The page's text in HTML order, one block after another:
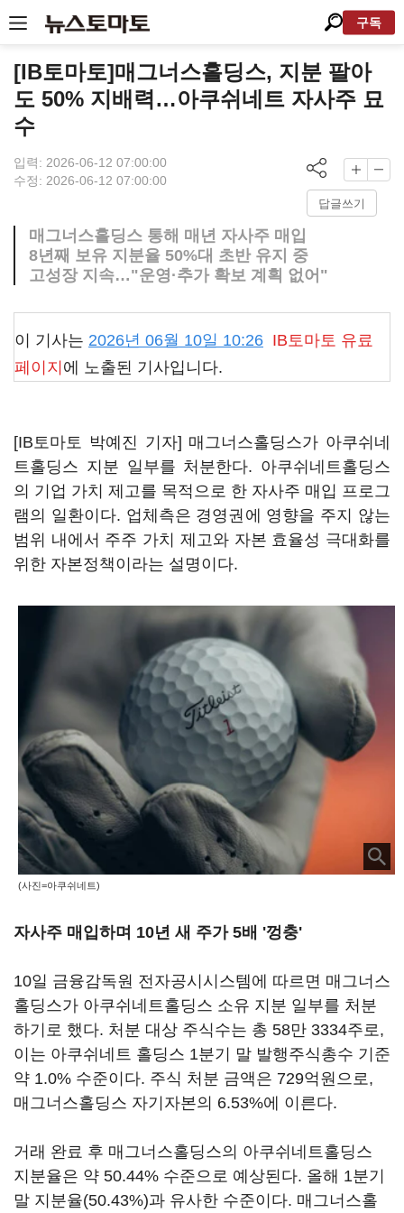
구독
[IB토마토]매그너스홀딩스, 지분 팔아
도 50% 지배력…아쿠쉬네트 자사주 묘
수
입력: 2026-06-12 07:00:00
수정: 2026-06-12 07:00:00
답글쓰기
매그너스홀딩스 통해 매년 자사주 매입
8년째 보유 지분율 50%대 초반 유지 중
고성장 지속…"운영·추가 확보 계획 없어"
이 기사는 2026년 06월 10일 10:26 IB토마토 유료
페이지 에 노출된 기사입니다.
[IB토마토 박예진 기자] 매그너스홀딩스가 아쿠쉬네
트홀딩스 지분 일부를 처분한다. 아쿠쉬네트홀딩스
의 기업 가치 제고를 목적으로 한 자사주 매입 프로그
램의 일환이다. 업체측은 경영권에 영향을 주지 않는
범위 내에서 주주 가치 제고와 자본 효율성 극대화를
위한 자본정책이라는 설명이다.
(사진=아쿠쉬네트)
자사주 매입하며 10년 새 주가 5배 '껑충'
10일 금융감독원 전자공시시스템에 따르면 매그너스
홀딩스가 아쿠쉬네트홀딩스 소유 지분 일부를 처분
하기로 했다. 처분 대상 주식수는 총 58만 3334주로,
이는 아쿠쉬네트 홀딩스 1분기 말 발행주식총수 기준
약 1.0% 수준이다. 주식 처분 금액은 729억원으로,
매그너스홀딩스 자기자본의 6.53%에 이른다.
거래 완료 후 매그너스홀딩스의 아쿠쉬네트홀딩스
지분율은 약 50.44% 수준으로 예상된다. 올해 1분기
말 지분율(50.43%)과 유사한 수준이다. 매그너스홀